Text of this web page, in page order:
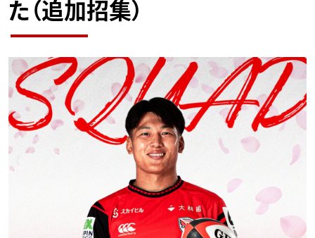
た（追加招集）